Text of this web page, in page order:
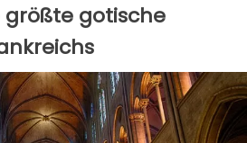
größte gotische